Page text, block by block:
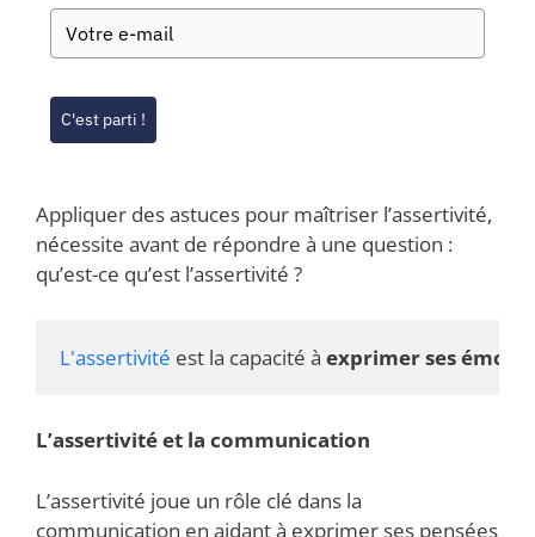
C'est parti !
Appliquer des astuces pour maîtriser l’assertivité,
nécessite avant de répondre à une question :
qu’est-ce qu’est l’assertivité ?
L'assertivité est la capacité à exprimer ses
L’assertivité et la communication
L’assertivité joue un rôle clé dans la
communication en aidant à exprimer ses pensées